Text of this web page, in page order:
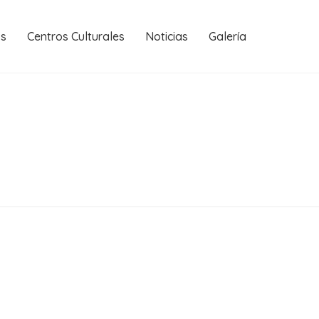
Centros Culturales Noticias Galería